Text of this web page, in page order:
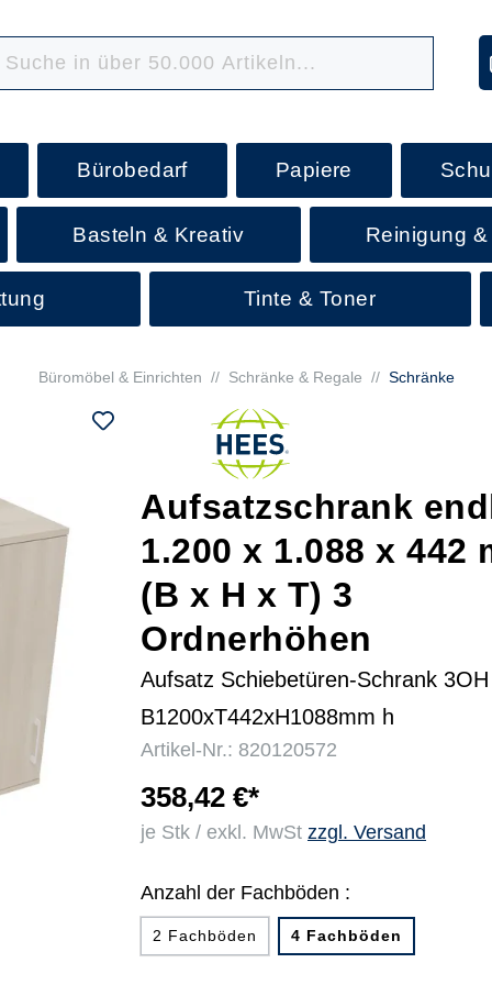
Bürobedarf Papiere
Basteln & Kreativ Reinigung
Tinte & Toner
Büromöbel & Einrichten // Schränke & Regale // Schränke
Aufsatzschrank
1.200 x 1.088 x 442
(B x H x T) 3
Ordnerhöhen
Aufsatz Schiebetüren-Schrank 3OH
B1200xT442xH1088mm h
Artikel-Nr.: 820120572
358,42 €*
je Stk / exkl. MwSt zzgl. Versand
Anzahl der Fachböden :
2 Fachböden 4 Fachböden